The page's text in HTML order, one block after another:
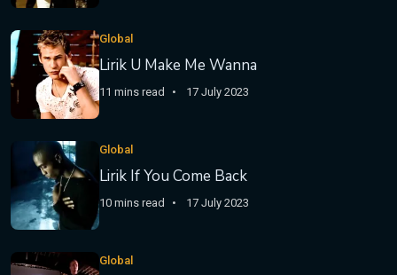
Global
Lirik U Make Me Wanna
11 mins read 17 July 2023
Global
Lirik If You Come Back
10 mins read 17 July 2023
Global